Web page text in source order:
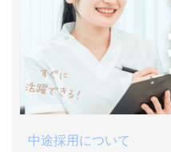
中途採用について